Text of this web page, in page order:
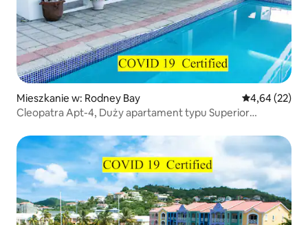
Mieszkanie w: Rodney Bay Średnia
4,64 (22)
Cleopatra Apt-4, Duży apartament typu Superior